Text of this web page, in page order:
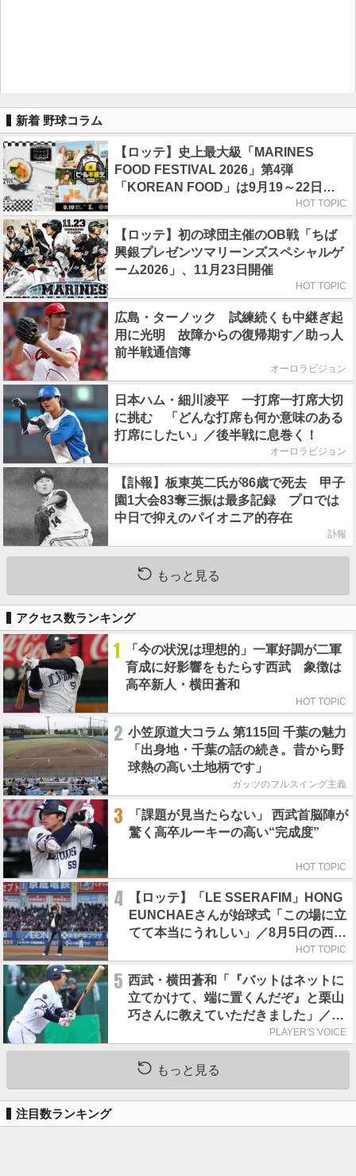
新着 野球コラム
【ロッテ】史上最大級「MARINES
FOOD FESTIVAL 2026」第4弾
「KOREAN FOOD」は9月19～22日／
HOT TOPIC
【ロッテ】初の球団主催のOB戦「ちば
興銀プレゼンツマリーンズスペシャルゲ
ーム2026」、11月23日開催
HOT TOPIC
広島・ターノック 試練続くも中継ぎ起
用に光明 故障からの復帰期す／助っ人
前半戦通信簿
オーロラビジョン
日本ハム・細川凌平 一打席一打席大切
に挑む 「どんな打席も何か意味のある
打席にしたい」／後半戦に息巻く！
オーロラビジョン
【訃報】板東英二氏が86歳で死去 甲子
園1大会83奪三振は最多記録 プロでは
中日で抑えのパイオニア的存在
訃報
もっと見る
アクセス数ランキング
1
「今の状況は理想的」一軍好調が二軍
育成に好影響をもたらす西武 象徴は
高卒新人・横田蒼和
HOT TOPIC
2 小笠原道大コラム 第115回 千葉の魅力
「出身地・千葉の話の続き。昔から野
球熱の高い土地柄です」
ガッツのフルスイング主義
3
「課題が見当たらない」 西武首脳陣が
驚く高卒ルーキーの高い“完成度”
HOT TOPIC
4
【ロッテ】「LE SSERAFIM」HONG
EUNCHAEさんが始球式「この場に立
てて本当にうれしい」／8月5日の西武
HOT TOPIC
5 西武・横田蒼和「『バットはネットに
立てかけて、端に置くんだぞ』と栗山
巧さんに教えていただきました」／憧
PLAYER'S VOICE
もっと見る
注目数ランキング